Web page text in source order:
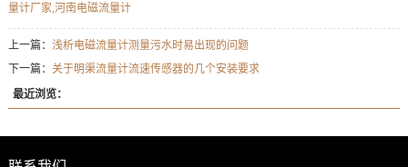
量计厂家 河南电磁流量计
上一篇： 浅析电磁流量计测量污水时易出现的问题
下一篇： 关于明渠流量计流速传感器的几个安装要求
最近浏览：